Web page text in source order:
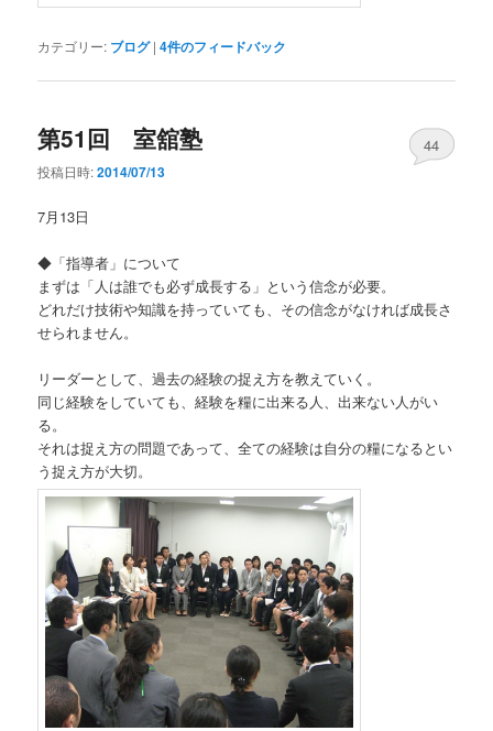
カテゴリー: ブログ |4件のフィードバック
第51回 室舘塾
投稿日時:2014/07/13
44
7月13日
◆「指導者」について
まずは「人は誰でも必ず成長する」という信念が必要。
どれだけ技術や知識を持っていても、その信念がなければ成長さ
せられません。
リーダーとして、過去の経験の捉え方を教えていく。
同じ経験をしていても、経験を糧に出来る人、出来ない人がい
る。
それは捉え方の問題であって、全ての経験は自分の糧になるとい
う捉え方が大切。